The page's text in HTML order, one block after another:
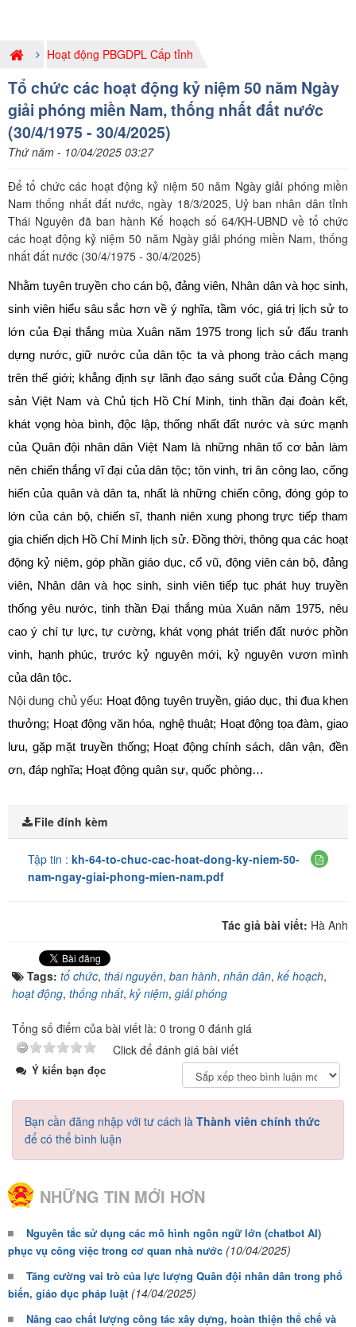
Hoạt động PBGDPL Cấp tỉnh
Tổ chức các hoạt động kỷ niệm 50 năm Ngày
giải phóng miền Nam, thống nhất đất nước
(30/4/1975 - 30/4/2025)
Thứ năm - 10/04/2025 03:27
Để tổ chức các hoạt động kỷ niệm 50 năm Ngày giải phóng miền
Nam thống nhất đất nước, ngày 18/3/2025, Uỷ ban nhân dân tỉnh
Thái Nguyên đã ban hành Kế hoạch số 64/KH-UBND về tổ chức
các hoạt động kỷ niệm 50 năm Ngày giải phóng miền Nam, thống
nhất đất nước (30/4/1975 - 30/4/2025)
Nhằm tuyên truyền cho cán bộ, đảng viên, Nhân dân và học sinh,
sinh viên hiểu sâu sắc hơn về ý nghĩa, tầm vóc, giá trị lịch sử to
lớn của Đại thắng mùa Xuân năm 1975 trong lịch sử đấu tranh
dựng nước, giữ nước của dân tộc ta và phong trào cách mạng
trên thế giới; khẳng định sự lãnh đạo sáng suốt của Đảng Cộng
sản Việt Nam và Chủ tịch Hồ Chí Minh, tinh thần đại đoàn kết,
khát vọng hòa bình, độc lập, thống nhất đất nước và sức mạnh
của Quân đội nhân dân Việt Nam là những nhân tố cơ bản làm
nên chiến thắng vĩ đại của dân tộc; tôn vinh, tri ân công lao, cống
hiến của quân và dân ta, nhất là những chiến công, đóng góp to
lớn của cán bộ, chiến sĩ, thanh niên xung phong trực tiếp tham
gia chiến dịch Hồ Chí Minh lịch sử. Đồng thời, thông qua các hoạt
động kỷ niệm, góp phần giáo dục, cổ vũ, động viên cán bộ, đảng
viên, Nhân dân và học sinh, sinh viên tiếp tục phát huy truyền
thống yêu nước, tinh thần Đại thắng mùa Xuân năm 1975, nêu
cao ý chí tự lực, tự cường, khát vọng phát triển đất nước phồn
vinh, hạnh phúc, trước kỷ nguyên mới, kỷ nguyên vươn mình
của dân tộc.
Nội dung chủ yếu: Hoạt động tuyên truyền, giáo dục, thi đua khen
thưởng; Hoạt động văn hóa, nghệ thuật; Hoạt động tọa đàm, giao
lưu, gặp mặt truyền thống; Hoạt động chính sách, dân vận, đền
ơn, đáp nghĩa; Hoạt động quân sự, quốc phòng…
File đính kèm
Tập tin : kh-64-to-chuc-cac-hoat-dong-ky-niem-50-
nam-ngay-giai-phong-mien-nam.pdf
Tác giả bài viết: Hà Anh
Tags: tổ chức, thái nguyên, ban hành, nhân dân, kế hoạch,
hoạt động, thống nhất, kỷ niệm, giải phóng
Tổng số điểm của bài viết là: 0 trong 0 đánh giá
Click để đánh giá bài viết
Ý kiến bạn đọc
Bạn cần đăng nhập với tư cách là Thành viên chính thức
để có thể bình luận
NHỮNG TIN MỚI HƠN
Nguyên tắc sử dụng các mô hình ngôn ngữ lớn (chatbot AI)
phục vụ công việc trong cơ quan nhà nước (10/04/2025)
Tăng cường vai trò của lực lượng Quân đội nhân dân trong phổ
biến, giáo dục pháp luật (14/04/2025)
Nâng cao chất lượng công tác xây dựng, hoàn thiện thể chế và